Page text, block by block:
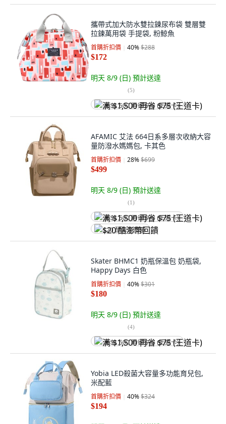
攜帶式加大防水雙拉鍊尿布袋 雙層雙
拉鍊萬用袋 手提袋, 粉鯨魚
首購折扣價 40%$288
$172
明天 8/9 (日) 預計送達
(5)
满 $1,500 再省 $75 (王道卡)
AFAMIC 艾法 664日系多層次收納大容
量防潑水媽媽包, 卡其色
首購折扣價 28%$699
$499
明天 8/9 (日) 預計送達
(1)
满 $1,500 再省 $75 (王道卡)
$20 酷澎幣回饋
Skater BHMC1 奶瓶保溫包 奶瓶袋,
Happy Days 白色
首購折扣價 40%$301
$180
明天 8/9 (日) 預計送達
(4)
满 $1,500 再省 $75 (王道卡)
Yobia LED殺菌大容量多功能育兒包,
米配藍
首購折扣價 40%$324
$194